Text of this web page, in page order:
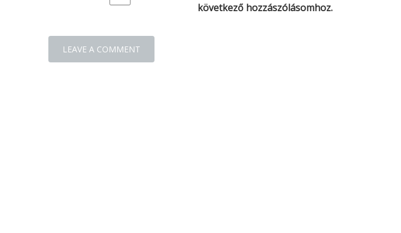
következő hozzászólásomhoz.